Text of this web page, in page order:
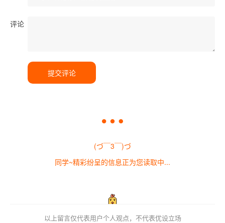
评论
提交评论
(づ￣3￣)づ
同学~精彩纷呈的信息正为您读取中...
以上留言仅代表用户个人观点，不代表优设立场